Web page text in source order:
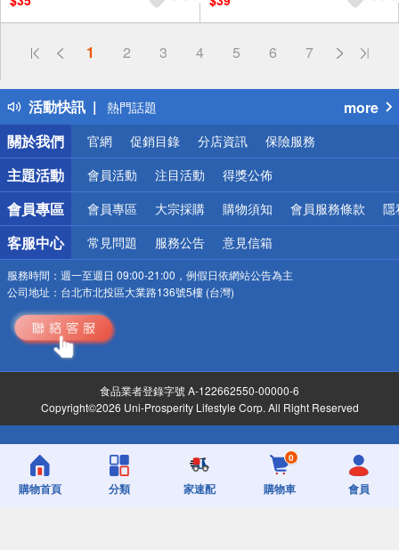
1 2 3 4 5 6 7
活動快訊
偏遠地區配送
得獎公告
熱門話題
銀行優惠
偏遠地區配送
詐騙網頁！請小心！
more
關於我們
官網 促銷目錄 分店資訊 保險服務
主題活動 會員活動 注目活動 得獎公佈
會員專區 會員專區 大宗採購 購物須知 會員服務條款 隱
客服中心 常見問題 服務公告 意見信箱
服務時間： 週一至週日 09:00-21:00，例假日依網站公告為主
公司地址： 台北市北投區大業路136號5樓 (台灣)
食品業者登錄字號 A-122662550-00000-6
Copyright©2026 Uni-Prosperity Lifestyle Corp. All Right Reserved
購物首頁 分類 家速配
0
購物車 會員